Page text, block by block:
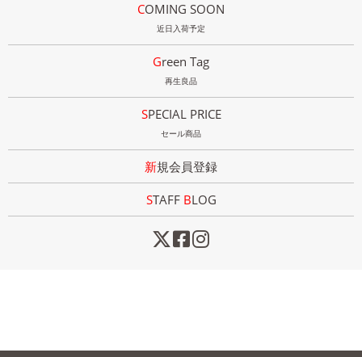
COMING SOON
近日入荷予定
Green Tag
再生良品
SPECIAL PRICE
セール商品
新規会員登録
STAFF BLOG